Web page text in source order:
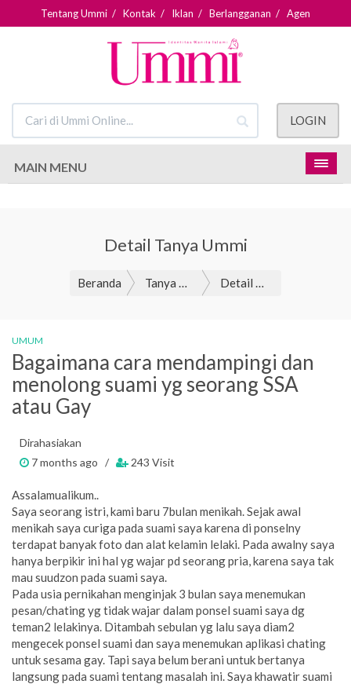
Tentang Ummi / Kontak / Iklan / Berlangganan / Agen
LOGIN
MAIN MENU
Detail Tanya Ummi
Beranda Tanya Ummi Detail Tanya Ummi
UMUM
Bagaimana cara mendampingi dan
menolong suami yg seorang SSA
atau Gay
Dirahasiakan
7 months ago /
243 Visit
Assalamualikum..
Saya seorang istri, kami baru 7bulan menikah. Sejak awal
menikah saya curiga pada suami saya karena di ponselny
terdapat banyak foto dan alat kelamin lelaki. Pada awalny saya
hanya berpikir ini hal yg wajar pd seorang pria, karena saya tak
mau suudzon pada suami saya.
Pada usia pernikahan menginjak 3 bulan saya menemukan
pesan/chating yg tidak wajar dalam ponsel suami saya dg
teman2 lelakinya. Ditambah sebulan yg lalu saya diam2
mengecek ponsel suami dan saya menemukan aplikasi chating
untuk sesama gay. Tapi saya belum berani untuk bertanya
langsung pada suami tentang masalah ini. Saya khawatir suami